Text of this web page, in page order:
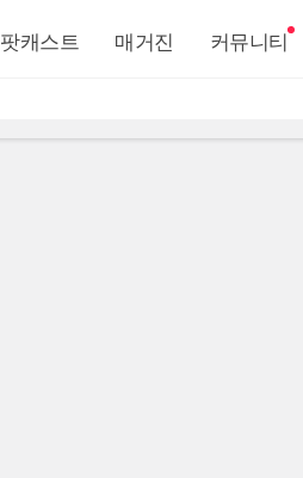
팟캐스트 매거진 커뮤니티